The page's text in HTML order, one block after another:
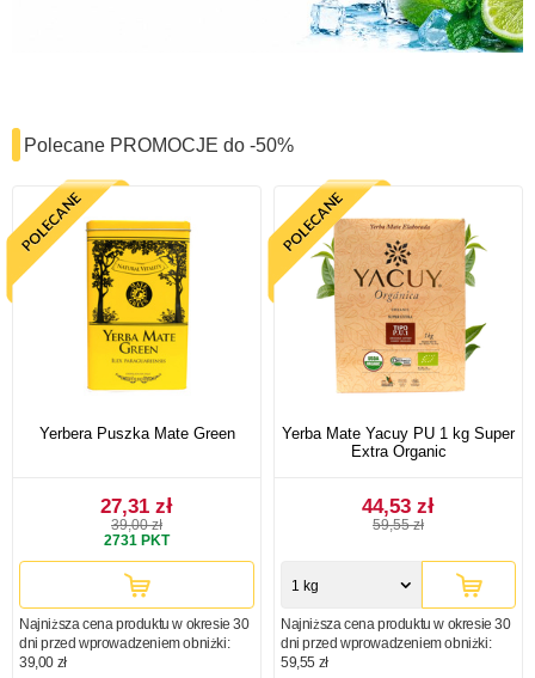
Polecane PROMOCJE do -50%
Yerbera Puszka Mate Green
27,31 zł
39,00 zł
2731 PKT
Najniższa cena produktu w okresie 30
dni przed wprowadzeniem obniżki:
39,00 zł
Yerba Mate Yacuy PU 1 kg Super
Extra Organic
44,53 zł
59,55 zł
1 kg
Najniższa cena produktu w okresie 30
dni przed wprowadzeniem obniżki:
59,55 zł